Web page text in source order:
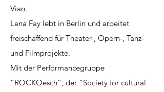
Vian.
Lena Fay lebt in Berlin und arbeitet
freischaffend für Theater-, Opern-, Tanz-
und Filmprojekte.
Mit der Performancegruppe
“ROCKOesch“, der “Society for cultural